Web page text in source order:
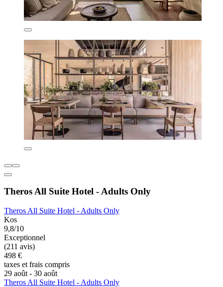
Theros All Suite Hotel - Adults Only
Theros All Suite Hotel - Adults Only
Kos
9,8/10
Exceptionnel
(211 avis)
498 €
taxes et frais compris
29 août - 30 août
Theros All Suite Hotel - Adults Only